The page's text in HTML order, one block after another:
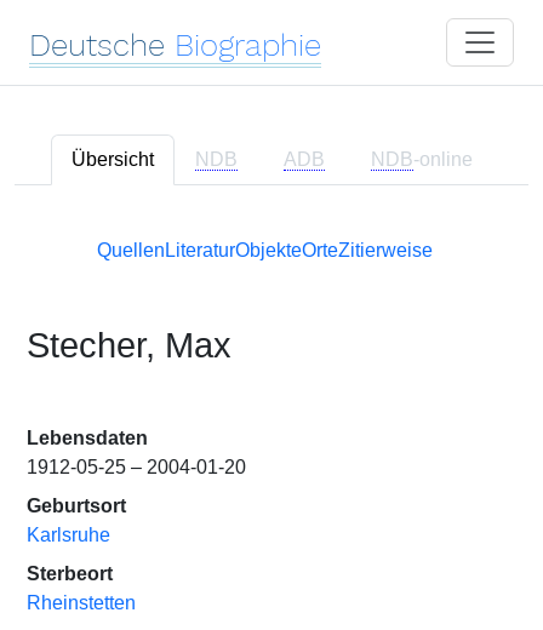
Deutsche Biographie
Übersicht NDB ADB NDB-online
Quellen LiteraturObjekteOrteZitierweise
Stecher, Max
Lebensdaten
1912-05-25 – 2004-01-20
Geburtsort
Karlsruhe
Sterbeort
Rheinstetten